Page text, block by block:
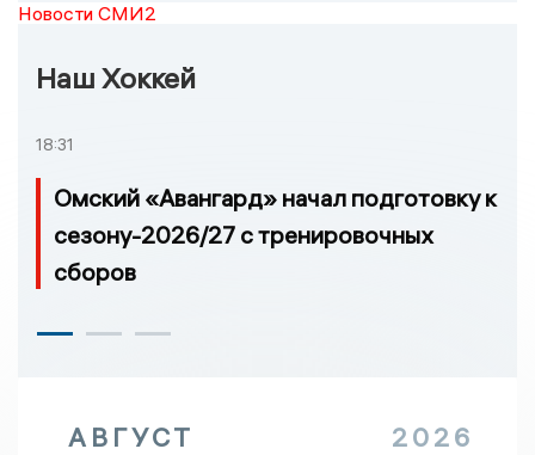
Новости СМИ2
Наш Хоккей
18:31
Омский «Авангард» начал подготовку к
сезону-2026/27 с тренировочных
сборов
АВГУСТ 2026